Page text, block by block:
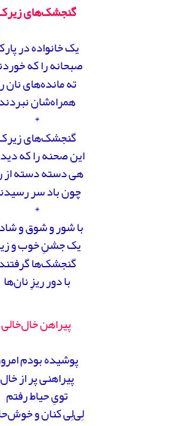
گنجشک‌های
یک خانواده در
صبحانه را که
ته مانده‌های نان
همراه‌شان
*
گنجشک‌های
این صحنه را که
هی دسته دسته از
چون باد سر
*
با شور و شوق و
یک جشنِ خوب و
گنجشک‌ها
با دور ریزِ نان‌ها
پیراهن خال‌خالی
پوشیده بودم
پیراهنی پر از خال
تویِ حیاط رفتم
لِی‌لِی کنان و